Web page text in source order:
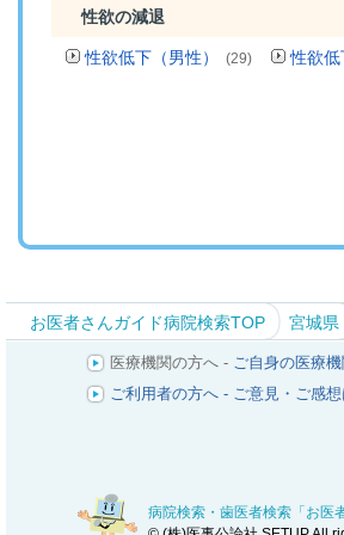
性欲の減退
性欲低下（男性） (29) 性欲低
お医者さんガイド病院検索TOP 宮城県
医療機関の方へ - ご自身の医療
ご利用者の方へ - ご意見・ご感想
病院検索・歯医者検索「お医